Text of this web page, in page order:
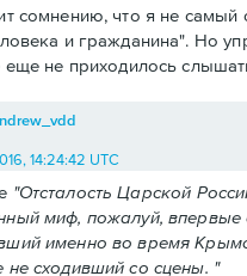
сомнению, что я не самый
и гражданина". Но
еще не приходилось
14:24:42 UTC
"Отсталость Царской
миф, пожалуй, впервые
именно во время
не сходивший со сцены. "